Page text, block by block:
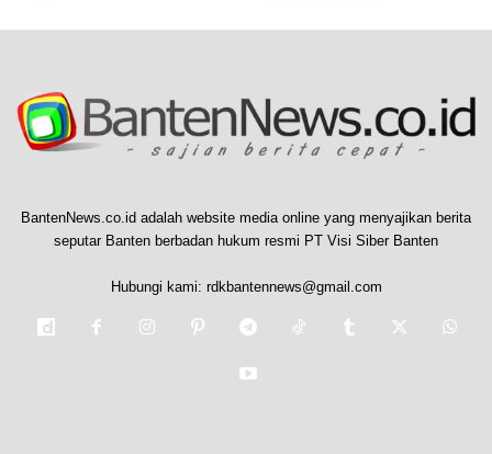
BantenNews.co.id adalah website media online yang menyajikan berita
seputar Banten berbadan hukum resmi PT Visi Siber Banten
Hubungi kami: rdkbantennews@gmail.com